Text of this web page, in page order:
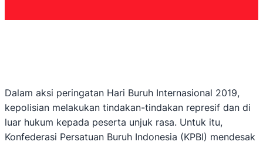
Dalam aksi peringatan Hari Buruh Internasional 2019,
kepolisian melakukan tindakan-tindakan represif dan di
luar hukum kepada peserta unjuk rasa. Untuk itu,
Konfederasi Persatuan Buruh Indonesia (KPBI) mendesak